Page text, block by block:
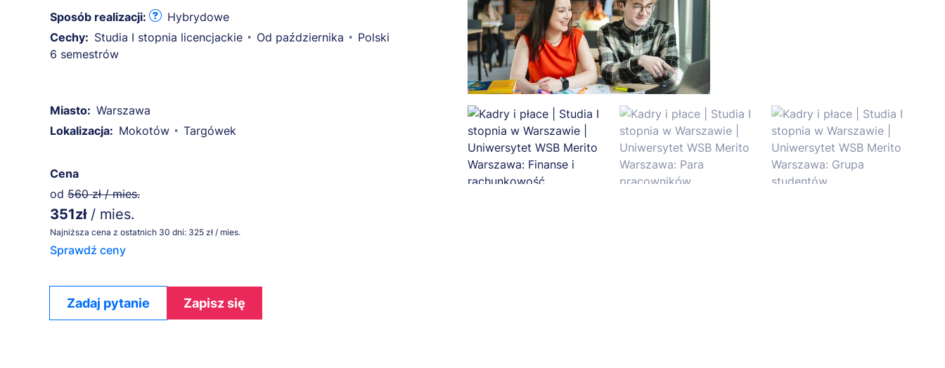
Sposób realizacji:
Hybrydowe
Cechy: Studia I stopnia licencjackie Od października
Polski
6 semestrów
Miasto: Warszawa
Lokalizacja: Mokotów Targówek
Cena
od 560 zł / mies.
351zł / mies.
Najniższa cena z ostatnich 30 dni: 325 zł / mies.
Sprawdź ceny
Zadaj pytanie Zapisz się